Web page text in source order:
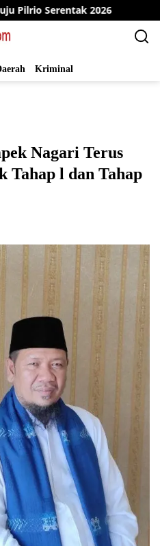
2026 Dinas PMD
Kriminal
Nagari Terus
Tahap l dan Tahap